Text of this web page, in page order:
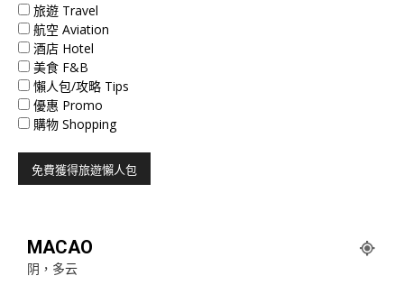
旅遊 Travel
航空 Aviation
酒店 Hotel
美食 F&B
懶人包/攻略 Tips
優惠 Promo
購物 Shopping
MACAO
阴，多云